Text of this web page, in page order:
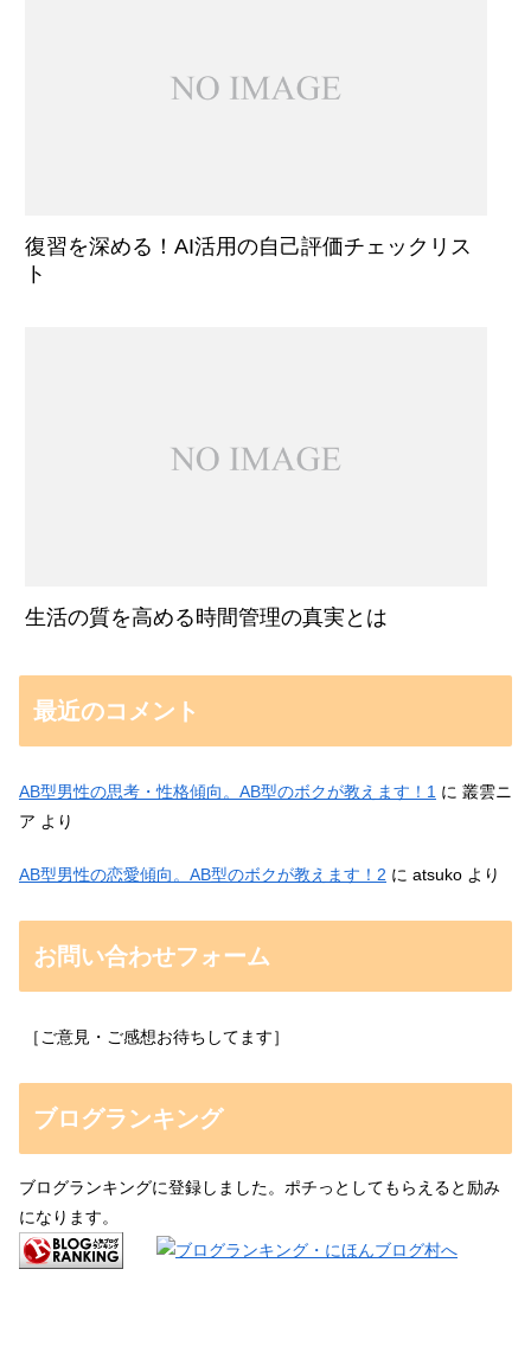
復習を深める！AI活用の自己評価チェックリス
ト
生活の質を高める時間管理の真実とは
最近のコメント
AB型男性の思考・性格傾向。AB型のボクが教えます！1 に 叢雲ニ
ア より
AB型男性の恋愛傾向。AB型のボクが教えます！2 に atsuko より
お問い合わせフォーム
［ご意見・ご感想お待ちしてます］
ブログランキング
ブログランキングに登録しました。ポチっとしてもらえると励み
になります。